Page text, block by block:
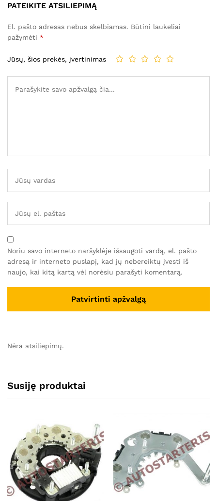
PATEIKITE ATSILIEPIMĄ
El. pašto adresas nebus skelbiamas. Būtini laukeliai
pažymėti *
Jūsų, šios prekės, įvertinimas
Noriu savo interneto naršyklėje išsaugoti vardą, el. pašto
adresą ir interneto puslapį, kad jų nebereiktų įvesti iš
naujo, kai kitą kartą vėl norėsiu parašyti komentarą.
Nėra atsiliepimų.
Susiję produktai